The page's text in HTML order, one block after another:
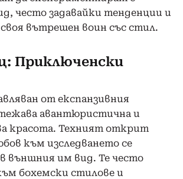
често задавайки тенденции и
вътрешен воин със стил.
Приключенски
от експанзивния
авантюристична и
красота. Техният открит
към изследването се
външния им вид. Те често
бохемски стилове и